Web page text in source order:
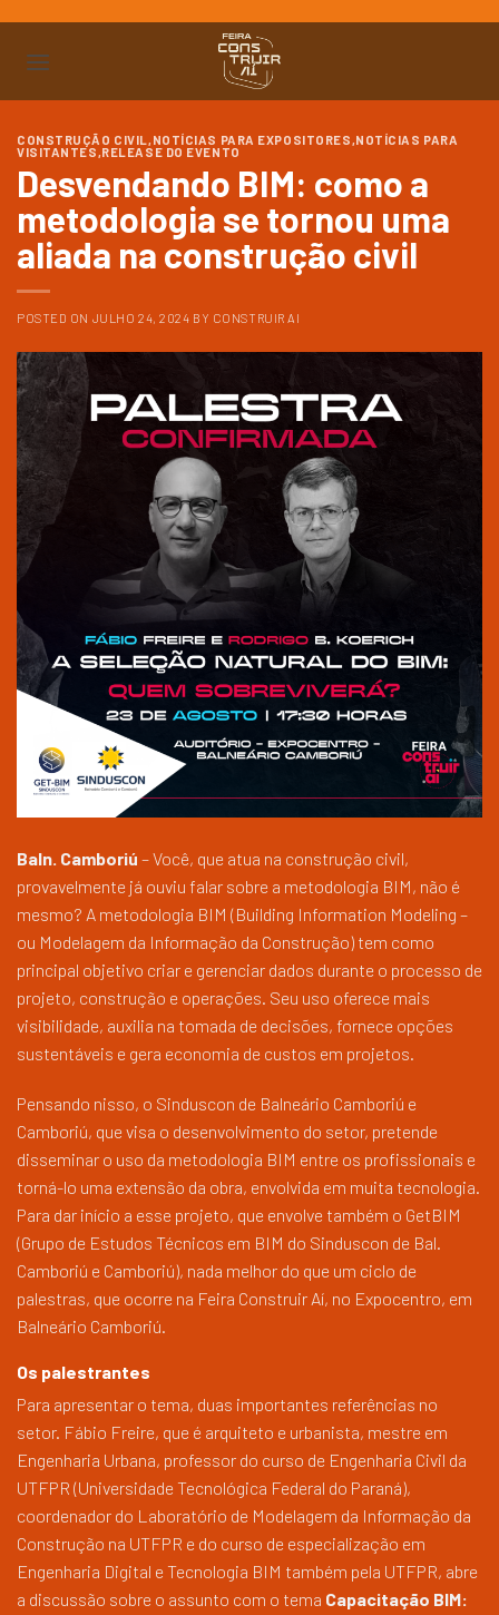
para
CONSTRUÇÃO CIVIL, NOTÍCIAS PARA EXPOSITORES,NOTÍCIAS PARA
VISITANTES,RELEASE DO EVENTO
Desvendando BIM: como a
metodologia se tornou uma
aliada na construção civil
POSTED ON JULHO 24, 2024 BY CONSTRUIR AI
Baln. Camboriú – Você, que atua na construção civil,
provavelmente já ouviu falar sobre a metodologia BIM, não é
mesmo? A metodologia BIM (Building Information Modeling –
ou Modelagem da Informação da Construção) tem como
principal objetivo criar e gerenciar dados durante o processo de
projeto, construção e operações. Seu uso oferece mais
visibilidade, auxilia na tomada de decisões, fornece opções
sustentáveis e gera economia de custos em projetos.
Pensando nisso, o Sinduscon de Balneário Camboriú e
Camboriú, que visa o desenvolvimento do setor, pretende
disseminar o uso da metodologia BIM entre os profissionais e
torná-lo uma extensão da obra, envolvida em muita tecnologia.
Para dar início a esse projeto, que envolve também o GetBIM
(Grupo de Estudos Técnicos em BIM do Sinduscon de Bal.
Camboriú e Camboriú), nada melhor do que um ciclo de
palestras, que ocorre na Feira Construir Aí, no Expocentro, em
Balneário Camboriú.
Os palestrantes
Para apresentar o tema, duas importantes referências no
setor. Fábio Freire, que é arquiteto e urbanista, mestre em
Engenharia Urbana, professor do curso de Engenharia Civil da
UTFPR (Universidade Tecnológica Federal do Paraná),
coordenador do Laboratório de Modelagem da Informação da
Construção na UTFPR e do curso de especialização em
Engenharia Digital e Tecnologia BIM também pela UTFPR, abre
a discussão sobre o assunto com o tema Capacitação BIM: